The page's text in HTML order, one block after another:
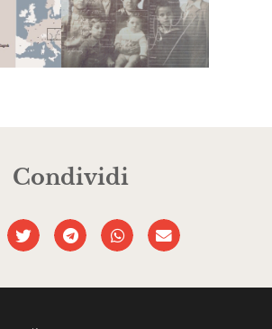
Condividi